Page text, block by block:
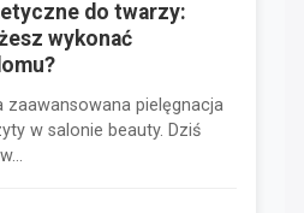
do twarzy:
wykonać
pielęgnacja
w salonie beauty. Dziś